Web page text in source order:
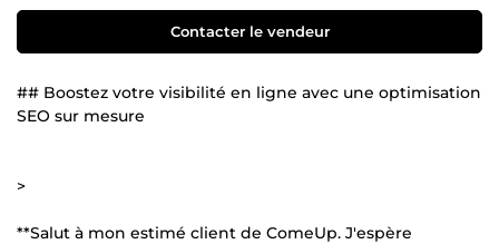
Contacter le vendeur
## Boostez votre visibilité en ligne avec une optimisation
SEO sur mesure
>
**Salut à mon estimé client de ComeUp. J'espère